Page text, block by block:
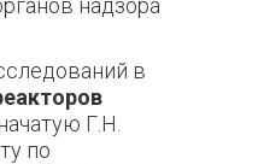
надзора
в
Г.Н.
по